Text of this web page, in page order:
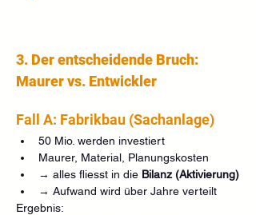
3. Der entscheidende Bruch:
Maurer vs. Entwickler
Fall A: Fabrikbau (Sachanlage)
50 Mio. werden investiert
Maurer, Material, Planungskosten
→ alles fliesst in die Bilanz (Aktivierung)
→ Aufwand wird über Jahre verteilt
Ergebnis: